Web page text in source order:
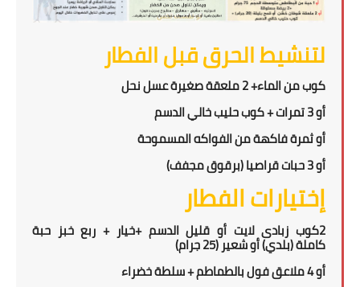
لتنشيط الحرق قبل الفطار
كوب من الماء+ 2 ملعقة صغيرة عسل نحل
أو 3 تمرات + كوب حليب خالي الدسم
أو ثمرة فاكهة من الفواكه المسموحة
أو 3 حبات قراصيا (برقوق مجفف)
إختيارات الفطار
2كوب زبادى لايت أو قليل الدسم +خيار + ربعخبز حبة
كاملة(بلدي)أوشعير(25 جرام)
أو4 ملاعق فول بالطماطم + سلطة خضراء